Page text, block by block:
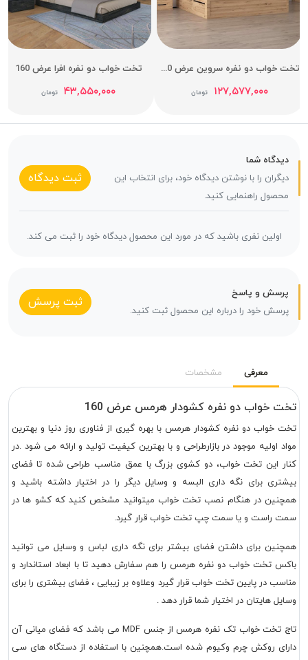
تخت خواب دو نفره سروین عرض 160
۱۲۷,۵۷۷,۰۰۰ تومان
تخت خواب دو نفره افرا عرض 160
۴۳,۵۵۰,۰۰۰ تومان
دیدگاه شما
دیگران را با نوشتن دیدگاه خود، برای انتخاب این
محصول راهنمایی کنید.
ثبت دیدگاه
اولین نفری باشید که در مورد این محصول دیدگاه خود را ثبت می کند.
پرسش و پاسخ
پرسش خود را درباره این محصول ثبت کنید.
ثبت پرسش
معرفی مشخصات
خواب دو نفره کشودار هرمس عرض 160
خواب دو نفره کشودار هرمس با بهره‌ گیری از فناوری روز دنیا و بهترین
اولیه موجود در بازارطراحی و با بهترین کیفیت تولید و ارائه می شود .در
این تخت خواب، دو کشوی بزرگ با عمق مناسب طراحی‌ شده تا فضای
برای نگه داری البسه و وسایل دیگر را در اختیار داشته باشید و
در هنگام نصب تخت خواب میتوانید مشخص کنید که کشو ها در
راست و یا سمت چپ تخت خواب قرار گیرد.
برای داشتن فضای بیشتر برای نگه داری لباس و وسایل می توانید
تخت خواب دو نفره هرمس را هم سفارش دهید تا با ابعاد استاندارد و
در پایین تخت خواب قرار گیرد وعلاوه بر زیبایی ، فضای بیشتری را برای
هایتان در اختیار شما قرار دهد .
تاج تخت خواب تک نفره هرمس از جنس MDF می باشد که فضای میانی آن
روکش چرم وکیوم شده است.همچنین با استفاده از دستگاه های سی